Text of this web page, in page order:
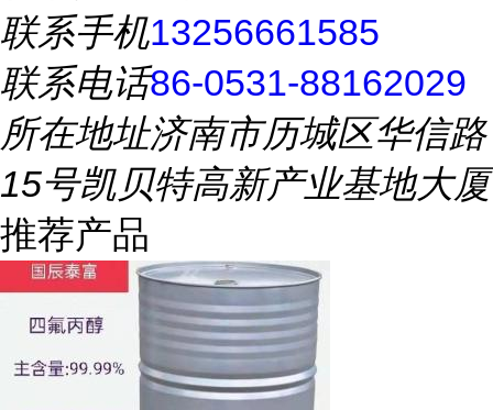
联系手机13256661585
联系电话86-0531-88162029
所在地址济南市历城区华信路
15号凯贝特高新产业基地大厦
推荐产品